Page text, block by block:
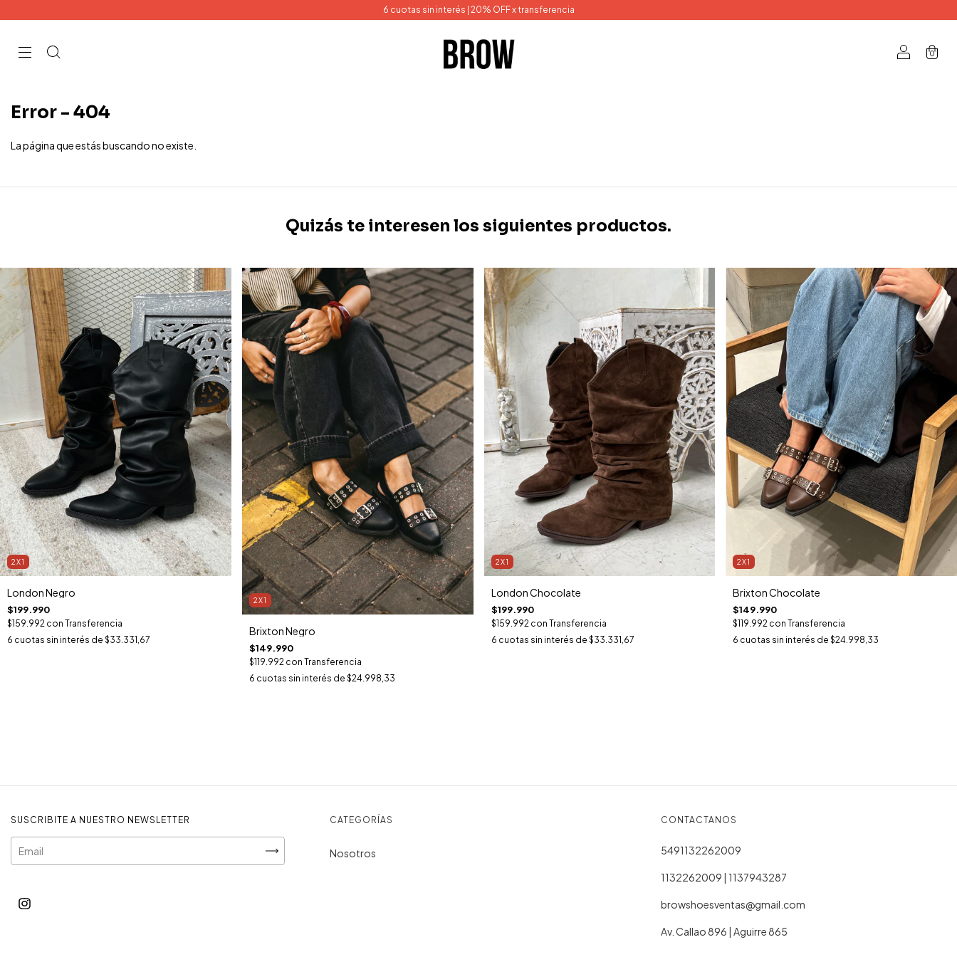
6 cuotas sin interés | 20% OFF x transferencia
0
Error - 404
La página que estás buscando no existe.
Quizás te interesen los siguientes productos.
2X1
London Negro
$199.990
$159.992 con Transferencia
6 cuotas sin interés de $33.331,67
2X1
Brixton Negro
$149.990
$119.992 con Transferencia
6 cuotas sin interés de $24.998,33
2X1
London Chocolate
$199.990
$159.992 con Transferencia
6 cuotas sin interés de $33.331,67
2X1
Brixton Chocolate
$149.990
$119.992 con Transferencia
6 cuotas sin interés de$24.998,33
SUSCRIBITE A NUESTRO NEWSLETTER CATEGORÍAS
Nosotros
CONTACTANOS
5491132262009
1132262009 | 1137943287
browshoesventas@gmail.com
Av. Callao 896 | Aguirre 865